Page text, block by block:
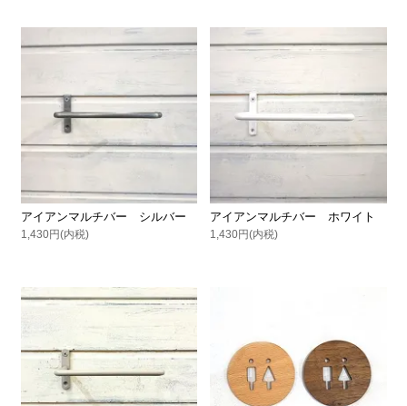
アイアンマルチバー シルバー
1,430円(内税)
アイアンマルチバー ホワイト
1,430円(内税)